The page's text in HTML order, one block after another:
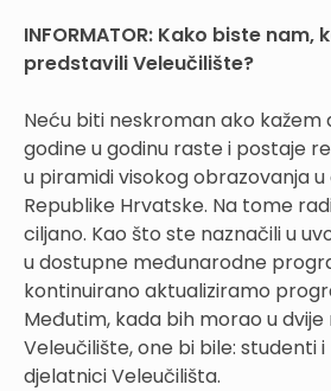
INFORMATOR: Kako biste nam,
predstavili Veleučilište?
Neću biti neskroman ako kažem
godine u godinu raste i postaje
u piramidi visokog obrazovanja
Republike Hrvatske. Na tome
ciljano. Kao što ste naznačili u
u dostupne međunarodne
kontinuirano aktualiziramo
Međutim, kada bih morao u
Veleučilište, one bi bile: studenti i
djelatnici Veleučilišta.